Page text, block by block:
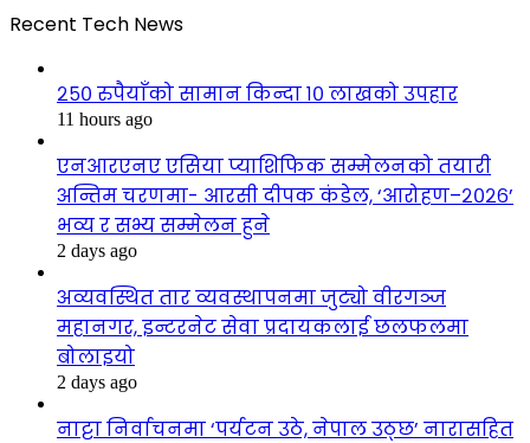
Recent Tech News
२५० रुपैयाँको सामान किन्दा १० लाखको उपहार
11 hours ago
एनआरएनए एसिया प्याशिफिक सम्मेलनको तयारी
अन्तिम चरणमा- आरसी दीपक कंडेल, ‘आरोहण–२०२६’
भव्य र सभ्य सम्मेलन हुने
2 days ago
अव्यवस्थित तार व्यवस्थापनमा जुट्यो वीरगञ्ज
महानगर, इन्टरनेट सेवा प्रदायकलाई छलफलमा
बोलाइयो
2 days ago
नाट्टा निर्वाचनमा ‘पर्यटन उठे, नेपाल उठ्छ’ नारासहित